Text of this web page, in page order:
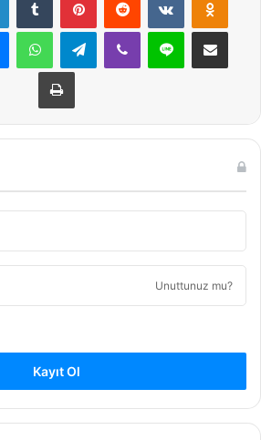
MessengerWhatsAppTelegramViber Line E-Posta ile
Yazdır
Unuttunuz mu?
Kayıt Ol